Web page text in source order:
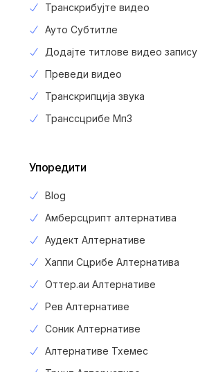
Транскрибујте видео
Ауто Субтитле
Додајте титлове видео запису
Преведи видео
Транскрипција звука
Транссцрибе Мп3
Упоредити
Blog
Амберсцрипт алтернатива
Аудект Алтернативе
Хаппи Сцрибе Алтернатива
Оттер.аи Алтернативе
Рев Алтернативе
Соник Алтернативе
Алтернативе Тхемес